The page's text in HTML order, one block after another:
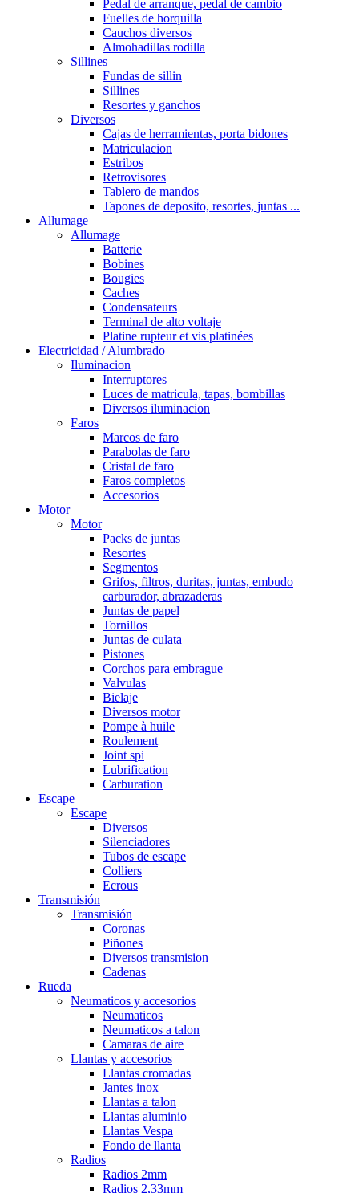
Pedal de arranque, pedal de cambio
Fuelles de horquilla
Cauchos diversos
Almohadillas rodilla
Sillines
Fundas de sillin
Sillines
Resortes y ganchos
Diversos
Cajas de herramientas, porta bidones
Matriculacion
Estribos
Retrovisores
Tablero de mandos
Tapones de deposito, resortes, juntas ...
Allumage
Allumage
Batterie
Bobines
Bougies
Caches
Condensateurs
Terminal de alto voltaje
Platine rupteur et vis platinées
Electricidad / Alumbrado
Iluminacion
Interruptores
Luces de matricula, tapas, bombillas
Diversos iluminacion
Faros
Marcos de faro
Parabolas de faro
Cristal de faro
Faros completos
Accesorios
Motor
Motor
Packs de juntas
Resortes
Segmentos
Grifos, filtros, duritas, juntas, embudo
carburador, abrazaderas
Juntas de papel
Tornillos
Juntas de culata
Pistones
Corchos para embrague
Valvulas
Bielaje
Diversos motor
Pompe à huile
Roulement
Joint spi
Lubrification
Carburation
Escape
Escape
Diversos
Silenciadores
Tubos de escape
Colliers
Ecrous
Transmisión
Transmisión
Coronas
Piñones
Diversos transmision
Cadenas
Rueda
Neumaticos y accesorios
Neumaticos
Neumaticos a talon
Camaras de aire
Llantas y accesorios
Llantas cromadas
Jantes inox
Llantas a talon
Llantas aluminio
Llantas Vespa
Fondo de llanta
Radios
Radios 2mm
Radios 2,33mm